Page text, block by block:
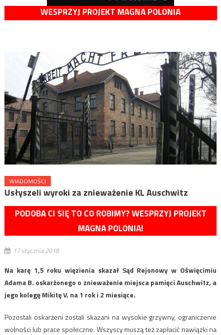
WESPRZYJ PROJEKT MAGNA POLONIA
WIADOMOŚCI
Usłyszeli wyroki za znieważenie KL Auschwitz
PODOBA CI SIĘ TO CO ROBIMY? WESPRZYJ PROJEKT
MAGNA POLONIA!
17 stycznia 2018
Na karę 1,5 roku więzienia skazał Sąd Rejonowy w Oświęcimiu
Adama B. oskarżonego o znieważenie miejsca pamięci Auschwitz, a
jego kolegę Mikitę V. na 1 rok i 2 miesiące.
Pozostali oskarżeni zostali skazani na wysokie grzywny, ograniczenie
wolności lub prace społeczne. Wszyscy muszą też zapłacić nawiązki na